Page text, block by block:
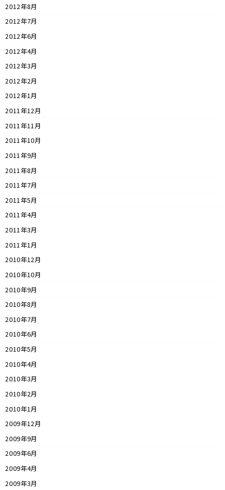
2012年8月
2012年7月
2012年6月
2012年4月
2012年3月
2012年2月
2012年1月
2011年12月
2011年11月
2011年10月
2011年9月
2011年8月
2011年7月
2011年5月
2011年4月
2011年3月
2011年1月
2010年12月
2010年10月
2010年9月
2010年8月
2010年7月
2010年6月
2010年5月
2010年4月
2010年3月
2010年2月
2010年1月
2009年12月
2009年9月
2009年6月
2009年4月
2009年3月